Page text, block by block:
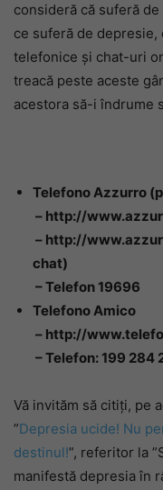
consideră că suferă
ce suferă de depresie,
telefonice și chat-uri
treacă peste aceste
acestora să-i îndrume
Telefono Azzurro
– http://
– http://
chat)
– Telefon 19696
Telefono Amico
– http://
– Telefon: 199 284
Vă invităm să citiți, pe
”Depresia ucide! Nu
destinul!”, referitor la
manifestă depresia în